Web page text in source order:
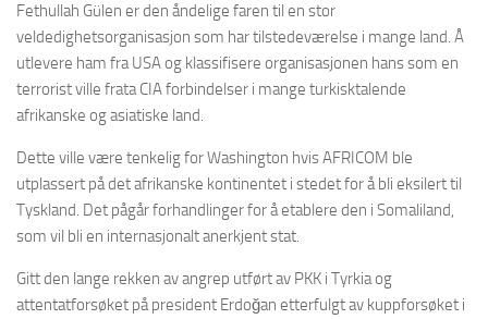
Fethullah Gülen er den åndelige faren til en stor
veldedighetsorganisasjon som har tilstedeværelse i mange land. Å
utlevere ham fra USA og klassifisere organisasjonen hans som en
terrorist ville frata CIA forbindelser i mange turkisktalende
afrikanske og asiatiske land.
Dette ville være tenkelig for Washington hvis AFRICOM ble
utplassert på det afrikanske kontinentet i stedet for å bli eksilert til
Tyskland. Det pågår forhandlinger for å etablere den i Somaliland,
som vil bli en internasjonalt anerkjent stat.
Gitt den lange rekken av angrep utført av PKK i Tyrkia og
attentatforsøket på president Erdoğan etterfulgt av kuppforsøket i